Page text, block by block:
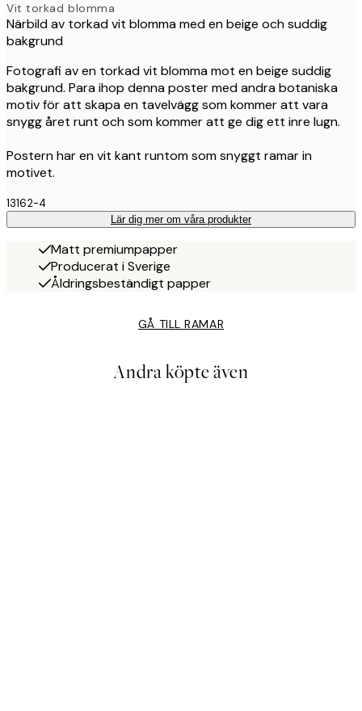
Vit torkad blomma
Närbild av torkad vit blomma med en beige och suddig
bakgrund
Fotografi av en torkad vit blomma mot en beige suddig
bakgrund. Para ihop denna poster med andra botaniska
motiv för att skapa en tavelvägg som kommer att vara
snygg året runt och som kommer att ge dig ett inre lugn.
Postern har en vit kant runtom som snyggt ramar in
motivet.
13162-4
Lär dig mer om våra produkter
Matt premiumpapper
Producerat i Sverige
Åldringsbeständigt papper
GÅ TILL RAMAR
Andra köpte även